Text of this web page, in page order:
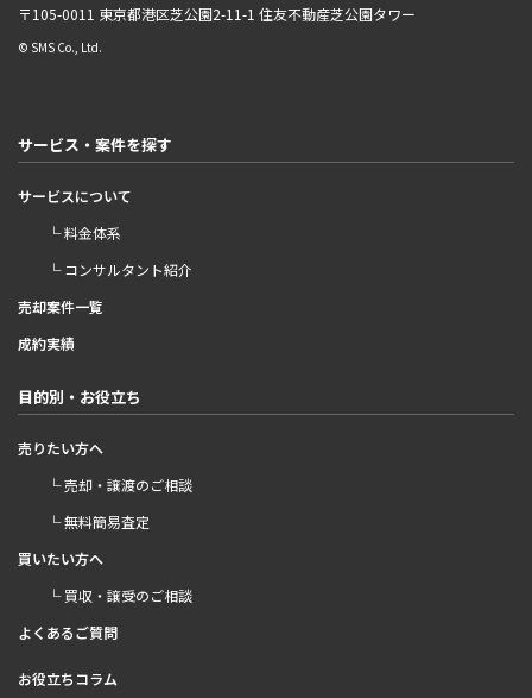
〒105-0011 東京都港区芝公園2-11-1 住友不動産芝公園タワー
© SMS Co., Ltd.
サービス・案件を探す
サービスについて
└ 料金体系
└ コンサルタント紹介
売却案件一覧
成約実績
目的別・お役立ち
売りたい方へ
└ 売却・譲渡のご相談
└ 無料簡易査定
買いたい方へ
└ 買収・譲受のご相談
よくあるご質問
お役立ちコラム